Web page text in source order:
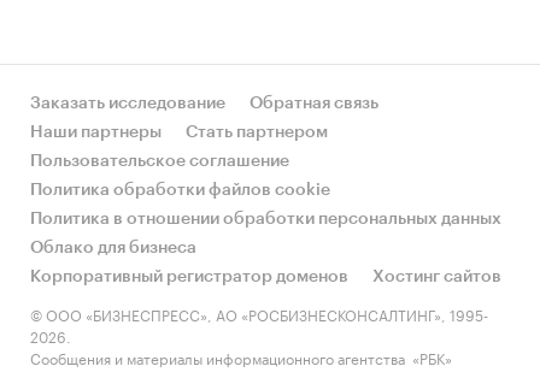
Заказать исследование
Обратная связь
Наши партнеры
Стать партнером
Пользовательское соглашение
Политика обработки файлов cookie
Политика в отношении обработки персональных данных
Облако для бизнеса
Корпоративный регистратор доменов
Хостинг сайтов
© ООО «БИЗНЕСПРЕСС», АО «РОСБИЗНЕСКОНСАЛТИНГ», 1995-
2026.
Сообщения и материалы информационного агентства «РБК»